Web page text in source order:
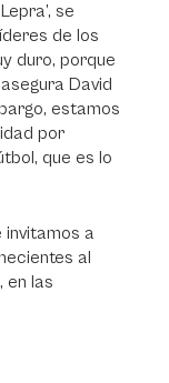
se
de los
duro, porque
David
estamos
por
que es lo
a
al
en las